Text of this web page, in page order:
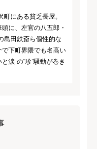
町にある貧乏長屋。
に、左官の八五郎・
島田鉄斎ら個性的な
下町界隈でも名高い
涙 の“珍”騒動が巻き